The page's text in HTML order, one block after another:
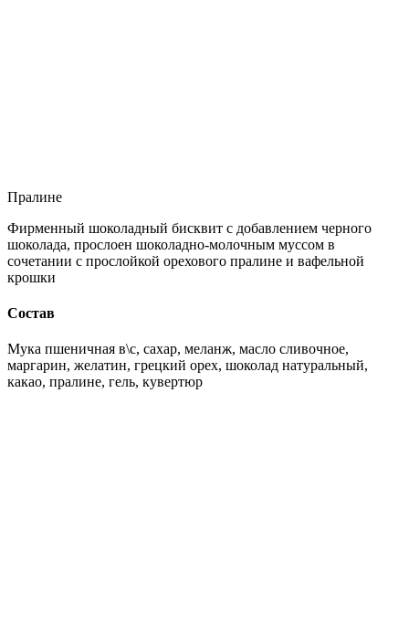
Пралине
Фирменный шоколадный бисквит с добавлением черного
шоколада, прослоен шоколадно-молочным муссом в
сочетании с прослойкой орехового пралине и вафельной
крошки
Состав
Мука пшеничная в\с, сахар, меланж, масло сливочное,
маргарин, желатин, грецкий орех, шоколад натуральный,
какао, пралине, гель, кувертюр